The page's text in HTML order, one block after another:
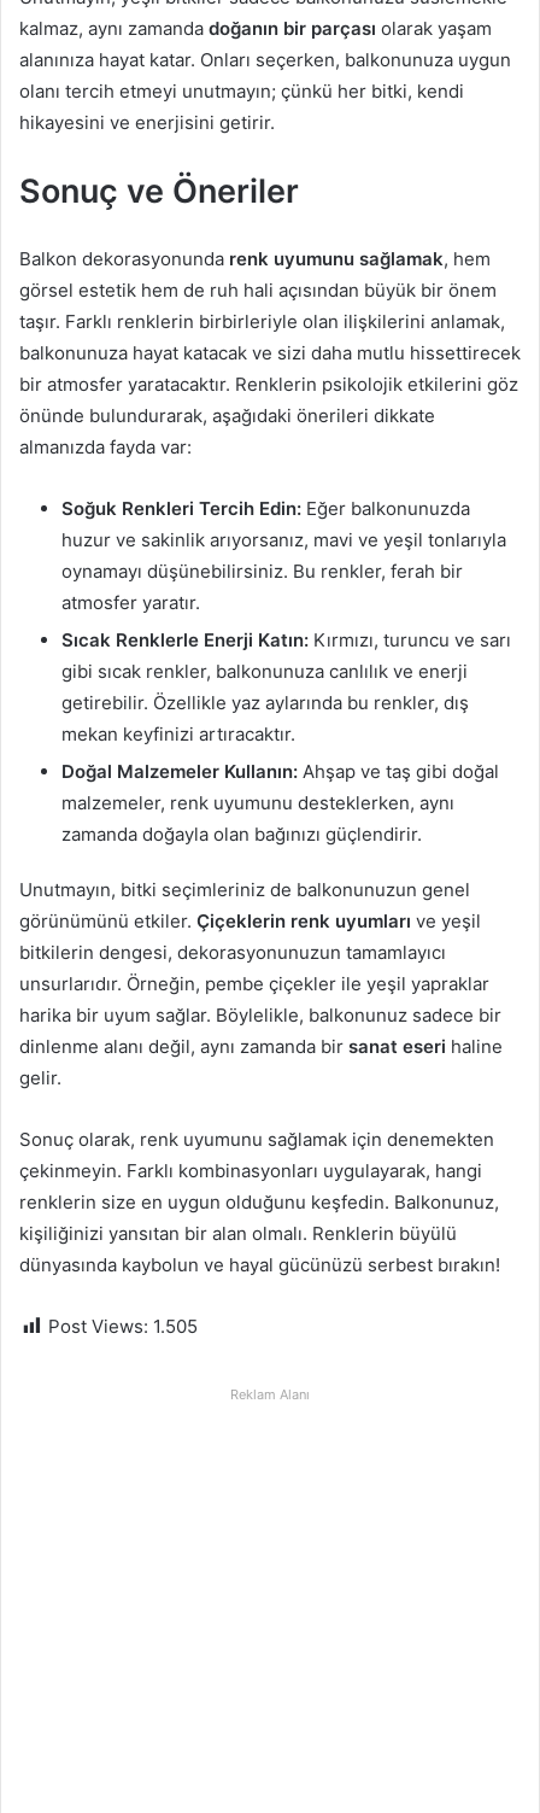
kalmaz, aynı zamanda doğanın bir parçası olarak yaşam
alanınıza hayat katar. Onları seçerken, balkonunuza uygun
olanı tercih etmeyi unutmayın; çünkü her bitki, kendi
hikayesini ve enerjisini getirir.
Sonuç ve Öneriler
Balkon dekorasyonunda renk uyumunu sağlamak, hem
görsel estetik hem de ruh hali açısından büyük bir önem
taşır. Farklı renklerin birbirleriyle olan ilişkilerini anlamak,
balkonunuza hayat katacak ve sizi daha mutlu hissettirecek
bir atmosfer yaratacaktır. Renklerin psikolojik etkilerini göz
önünde bulundurarak, aşağıdaki önerileri dikkate
almanızda fayda var:
Soğuk Renkleri Tercih Edin: Eğer balkonunuzda
huzur ve sakinlik arıyorsanız, mavi ve yeşil tonlarıyla
oynamayı düşünebilirsiniz. Bu renkler, ferah bir
atmosfer yaratır.
Sıcak Renklerle Enerji Katın: Kırmızı, turuncu ve sarı
gibi sıcak renkler, balkonunuza canlılık ve enerji
getirebilir. Özellikle yaz aylarında bu renkler, dış
mekan keyfinizi artıracaktır.
Doğal Malzemeler Kullanın: Ahşap ve taş gibi doğal
malzemeler, renk uyumunu desteklerken, aynı
zamanda doğayla olan bağınızı güçlendirir.
Unutmayın, bitki seçimleriniz de balkonunuzun genel
görünümünü etkiler. Çiçeklerin renk uyumları ve yeşil
bitkilerin dengesi, dekorasyonunuzun tamamlayıcı
unsurlarıdır. Örneğin, pembe çiçekler ile yeşil yapraklar
harika bir uyum sağlar. Böylelikle, balkonunuz sadece bir
dinlenme alanı değil, aynı zamanda bir sanat eseri haline
gelir.
Sonuç olarak, renk uyumunu sağlamak için denemekten
çekinmeyin. Farklı kombinasyonları uygulayarak, hangi
renklerin size en uygun olduğunu keşfedin. Balkonunuz,
kişiliğinizi yansıtan bir alan olmalı. Renklerin büyülü
dünyasında kaybolun ve hayal gücünüzü serbest bırakın!
Post Views: 1.505
Reklam Alanı